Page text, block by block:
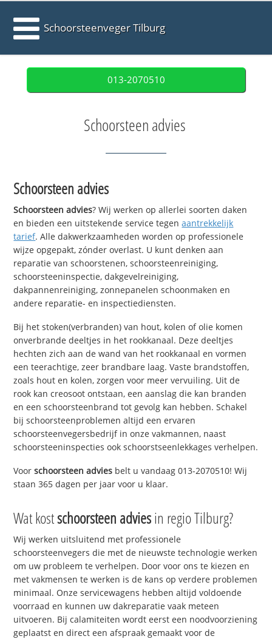
Schoorsteenveger Tilburg
013-2070510
Schoorsteen advies
Schoorsteen advies
Schoorsteen advies? Wij werken op allerlei soorten daken
en bieden een uitstekende service tegenaantrekkelijk
tarief. Alle dakwerkzaamheden worden op professionele
wijze opgepakt, zónder overlast. U kunt denken aan
reparatie van schoorstenen, schoorsteenreiniging,
schoorsteeninspectie, dakgevelreiniging,
dakpannenreiniging, zonnepanelen schoonmaken en
andere reparatie- en inspectiediensten.
Bij het stoken(verbranden) van hout, kolen of olie komen
onverbrande deeltjes in het rookkanaal. Deze deeltjes
hechten zich aan de wand van het rookkanaal en vormen
een teerachtige, zeer brandbare laag. Vaste brandstoffen,
zoals hout en kolen, zorgen voor meer vervuiling. Uit de
rook kan creosoot ontstaan, een aanslag die kan branden
en een schoorsteenbrand tot gevolg kan hebben. Schakel
bij schoorsteenproblemen altijd een ervaren
schoorsteenvegersbedrijf in onze vakmannen, naast
schoorsteeninspecties ook schoorstseenlekkages verhelpen.
Voorschoorsteen advies belt u vandaag 013-2070510! Wij
staan 365 dagen per jaar voor u klaar.
Wat kostschoorsteen adviesin regio Tilburg?
Wij werken uitsluitend met professionele
schoorsteenvegers die met de nieuwste technologie werken
om uw probleem te verhelpen. Door voor ons te kiezen en
met vakmensen te werken is de kans op verdere problemen
minimaal. Onze servicewagens hebben altijd voldoende
voorraad en kunnen uw dakreparatie vaak meteen
uitvoeren. Bij calamiteiten wordt eerst een noodvoorziening
geplaatst en direct een afspraak gemaakt voor de